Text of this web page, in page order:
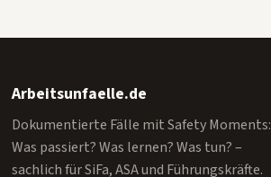
Arbeitsunfaelle.de
Dokumentierte Fälle mit Safety Moments:
Was passiert? Was lernen? Was tun? –
sachlich für SiFa, ASA und Führungskräfte.